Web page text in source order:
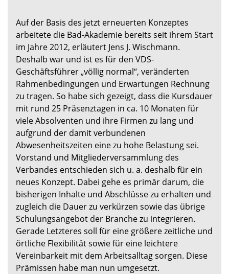
Auf der Basis des jetzt erneuerten Konzeptes
arbeitete die Bad-Akademie bereits seit ihrem Start
im Jahre 2012, erläutert Jens J. Wischmann.
Deshalb war und ist es für den VDS-
Geschäftsführer „völlig normal“, veränderten
Rahmenbedingungen und Erwartungen Rechnung
zu tragen. So habe sich gezeigt, dass die Kursdauer
mit rund 25 Präsenztagen in ca. 10 Monaten für
viele Absolventen und ihre Firmen zu lang und
aufgrund der damit verbundenen
Abwesenheitszeiten eine zu hohe Belastung sei.
Vorstand und Mitgliederversammlung des
Verbandes entschieden sich u. a. deshalb für ein
neues Konzept. Dabei gehe es primär darum, die
bisherigen Inhalte und Abschlüsse zu erhalten und
zugleich die Dauer zu verkürzen sowie das übrige
Schulungsangebot der Branche zu integrieren.
Gerade Letzteres soll für eine größere zeitliche und
örtliche Flexibilität sowie für eine leichtere
Vereinbarkeit mit dem Arbeitsalltag sorgen. Diese
Prämissen habe man nun umgesetzt.